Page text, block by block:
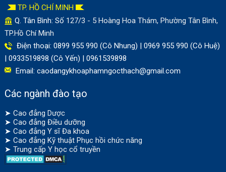
TP. HỒ CHÍ MINH
Q. Tân Bình: Số 127/3 - 5 Hoàng Hoa Thám, Phường Tân Bình,
TP.Hồ Chí Minh
Điện thoại: 0899 955 990 (Cô Nhung) | 0969 955 990 (Cô Huệ)
| 0933519898 (Cô Yến) | 0961539898
Email: caodangykhoaphamngocthach@gmail.com
Các ngành đào tạo
➤ Cao đẳng Dược
➤ Cao đẳng Điều dưỡng
➤ Cao đẳng Y sĩ Đa khoa
➤ Cao đẳng Kỹ thuật Phục hồi chức năng
➤ Trung cấp Y học cổ truyền